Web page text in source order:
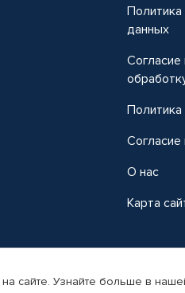
данных
Согласие
О нас
Карта
товаров Автопрофи.
сайте. Узнайте больше в